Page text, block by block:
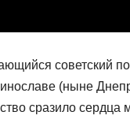
советский
(ныне
сразило сердца